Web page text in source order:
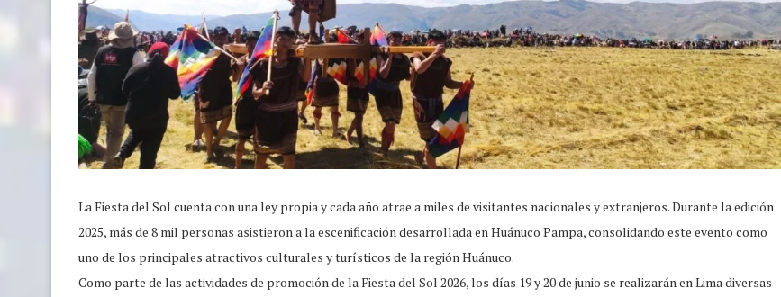
La Fiesta del Sol cuenta con una ley propia y cada año atrae a miles de visitantes nacionales y extranjeros. Durante la edición
2025, más de 8 mil personas asistieron a la escenificación desarrollada en Huánuco Pampa, consolidando este evento como
uno de los principales atractivos culturales y turísticos de la región Huánuco.
Como parte de las actividades de promoción de la Fiesta del Sol 2026, los días 19 y 20 de junio se realizarán en Lima diversas